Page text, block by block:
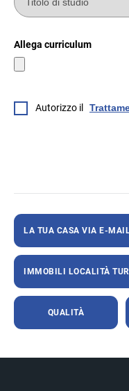
Allega curriculum
Autorizzo il
LA TUA CASA VIA E-
IMMOBILI LOCALITÀ
QUALITÀ